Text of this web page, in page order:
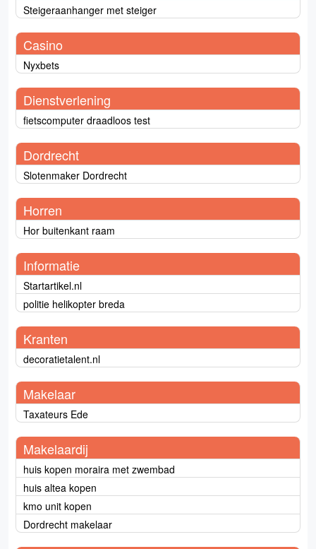
Steigeraanhanger met steiger
Casino
Nyxbets
Dienstverlening
fietscomputer draadloos test
Dordrecht
Slotenmaker Dordrecht
Horren
Hor buitenkant raam
Informatie
Startartikel.nl
politie helikopter breda
Kranten
decoratietalent.nl
Makelaar
Taxateurs Ede
Makelaardij
huis kopen moraira met zwembad
huis altea kopen
kmo unit kopen
Dordrecht makelaar